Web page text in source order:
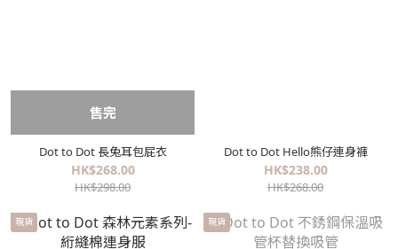
售完
Dot to Dot 長兔耳包屁衣
HK$268.00
HK$298.00
Dot to Dot Hello熊仔連身褲
HK$238.00
HK$268.00
現貨 現貨